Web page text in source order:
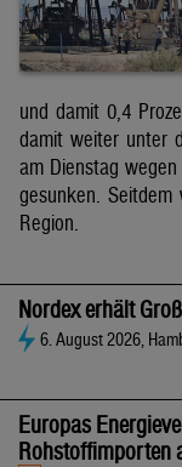
und damit 0,4
damit weiter unter
am Dienstag
gesunken.
Region.
Nordex erhält
6. August 2026,
Europas
Rohstoffimporten